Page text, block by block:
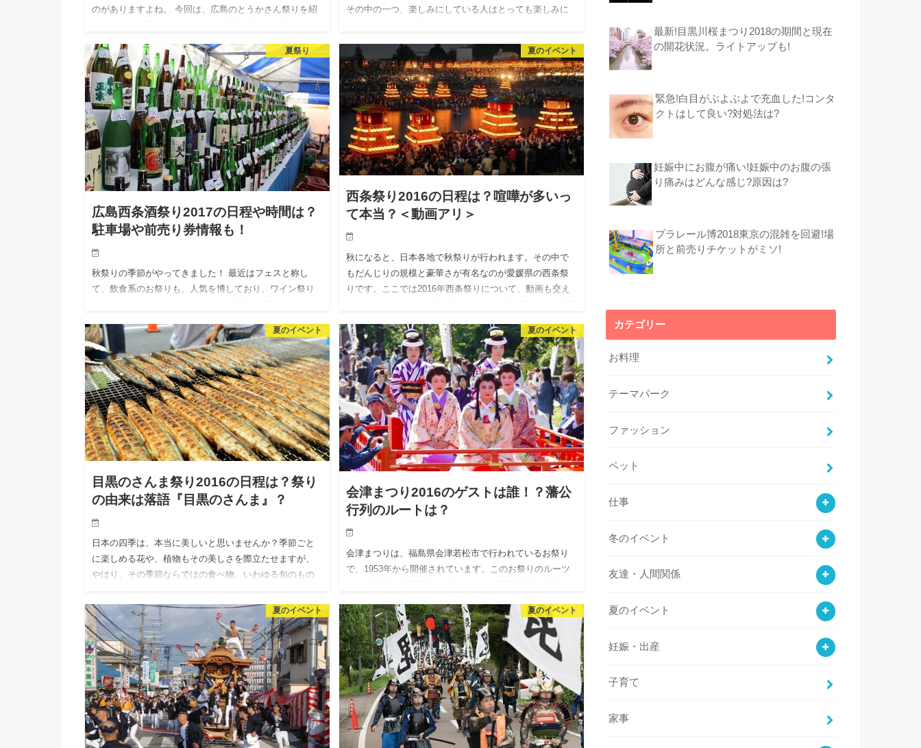
のがありますよね。 今回は、広島のとうかさん祭りを紹
う…
その中の一つ、楽しみにしている人はとっても楽しみに
史は古く、約380…
夏祭り
広島西条酒祭り2017の日程や時間は？
駐車場や前売り券情報も！
秋祭りの季節がやってきました！ 最近はフェスと称し
て、飲食系のお祭りも、人気を博しており、ワイン祭り
それが、広島の「…
夏のイベント
西条祭り2016の日程は？喧嘩が多いっ
て本当？＜動画アリ＞
秋になると、日本各地で秋祭りが行われます。その中で
もだんじりの規模と豪華さが有名なのが愛媛県の西条祭
りです。ここでは2016年西条祭りについて、動画も交え
夏のイベント
目黒のさんま祭り2016の日程は？祭り
の由来は落語『目黒のさんま』？
日本の四季は、本当に美しいと思いませんか？季節ごと
に楽しめる花や、植物もその美しさを際立たせますが、
やはり、その季節ならではの食べ物、いわゆる旬のもの
物は、あ～その季節…
夏のイベント
会津まつり2016のゲストは誰！？藩公
行列のルートは？
会津まつりは、福島県会津若松市で行われているお祭り
で、1953年から開催されています。このお祭りのルーツ
の最大の見…
夏のイベント 夏のイベント
最新!目黒川桜まつり2018の期間と現在
の開花状況。ライトアップも!
緊急!白目がぶよぶよで充血した!コンタ
クトはして良い?対処法は?
妊娠中にお腹が痛い!妊娠中のお腹の張
り痛みはどんな感じ?原因は?
プラレール博2018東京の混雑を回避!場
所と前売りチケットがミソ!
カテゴリー
お料理
テーマパーク
ファッション
ペット
仕事
冬のイベント
友達・人間関係
夏のイベント
妊娠・出産
子育て
家事